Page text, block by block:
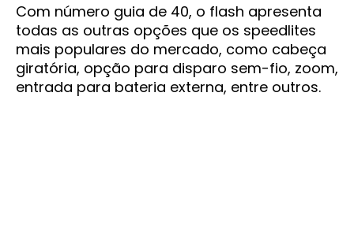
Com número guia de 40, o flash apresenta
todas as outras opções que os speedlites
mais populares do mercado, como cabeça
giratória, opção para disparo sem-fio, zoom,
entrada para bateria externa, entre outros.